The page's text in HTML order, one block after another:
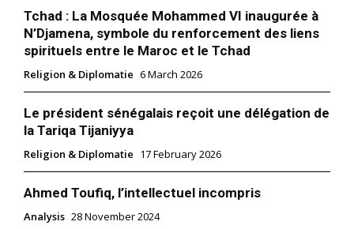
Tchad : La Mosquée Mohammed VI inaugurée à
N’Djamena, symbole du renforcement des liens
spirituels entre le Maroc et le Tchad
Religion & Diplomatie 6 March 2026
Le président sénégalais reçoit une délégation de
la Tariqa Tijaniyya
Religion & Diplomatie 17 February 2026
Ahmed Toufiq, l’intellectuel incompris
Analysis 28 November 2024